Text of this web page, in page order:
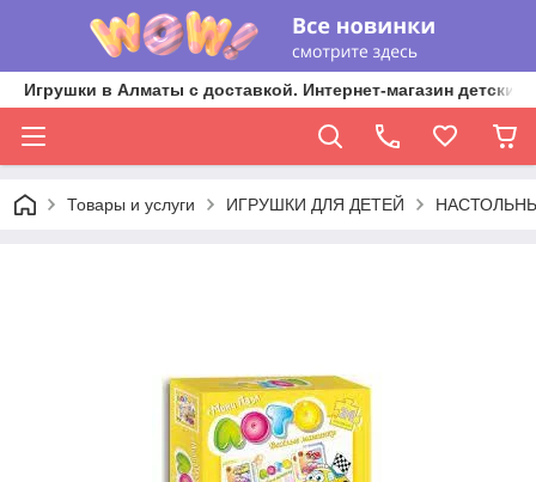
Игрушки в Алматы с доставкой. Интернет-магазин
Товары и услуги ИГРУШКИ ДЛЯ ДЕТЕЙ